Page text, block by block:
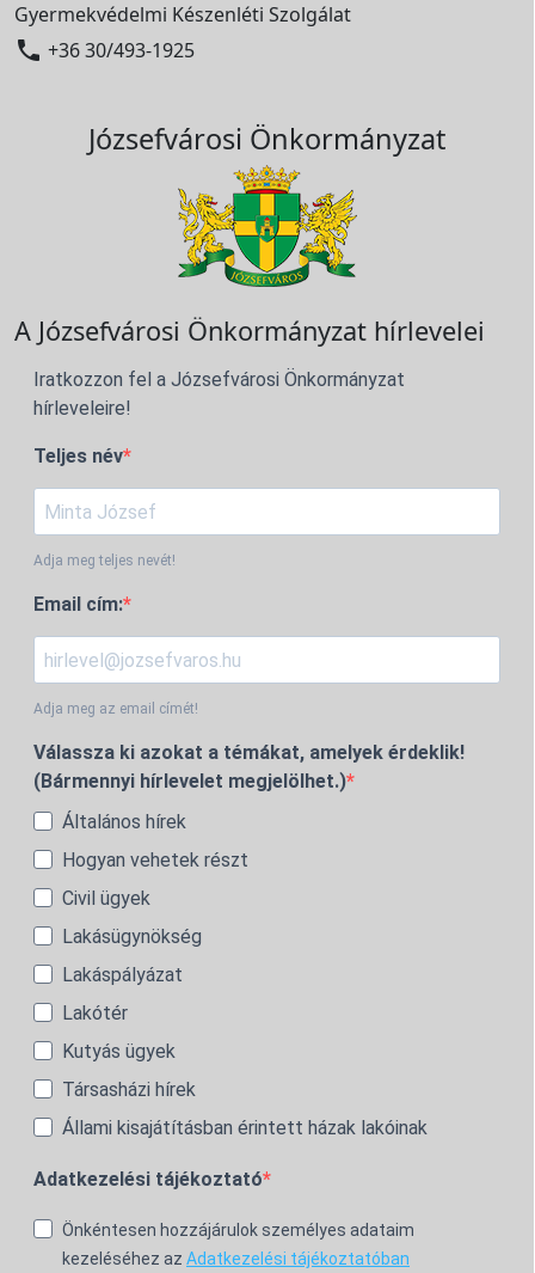
Gyermekvédelmi Készenléti Szolgálat
 +36 30/493-1925
Józsefvárosi Önkormányzat
A Józsefvárosi Önkormányzat hírlevelei
Iratkozzon fel a Józsefvárosi Önkormányzat
hírleveleire!
Teljes név
Adja meg teljes nevét!
Email cím:
Adja meg az email címét!
Válassza ki azokat a témákat, amelyek érdeklik!
(Bármennyi hírlevelet megjelölhet.)
Általános hírek
Hogyan vehetek részt
Civil ügyek
Lakásügynökség
Lakáspályázat
Lakótér
Kutyás ügyek
Társasházi hírek
Állami kisajátításban érintett házak lakóinak
Adatkezelési tájékoztató
Önkéntesen hozzájárulok személyes adataim
kezeléséhez az Adatkezelési tájékoztatóban